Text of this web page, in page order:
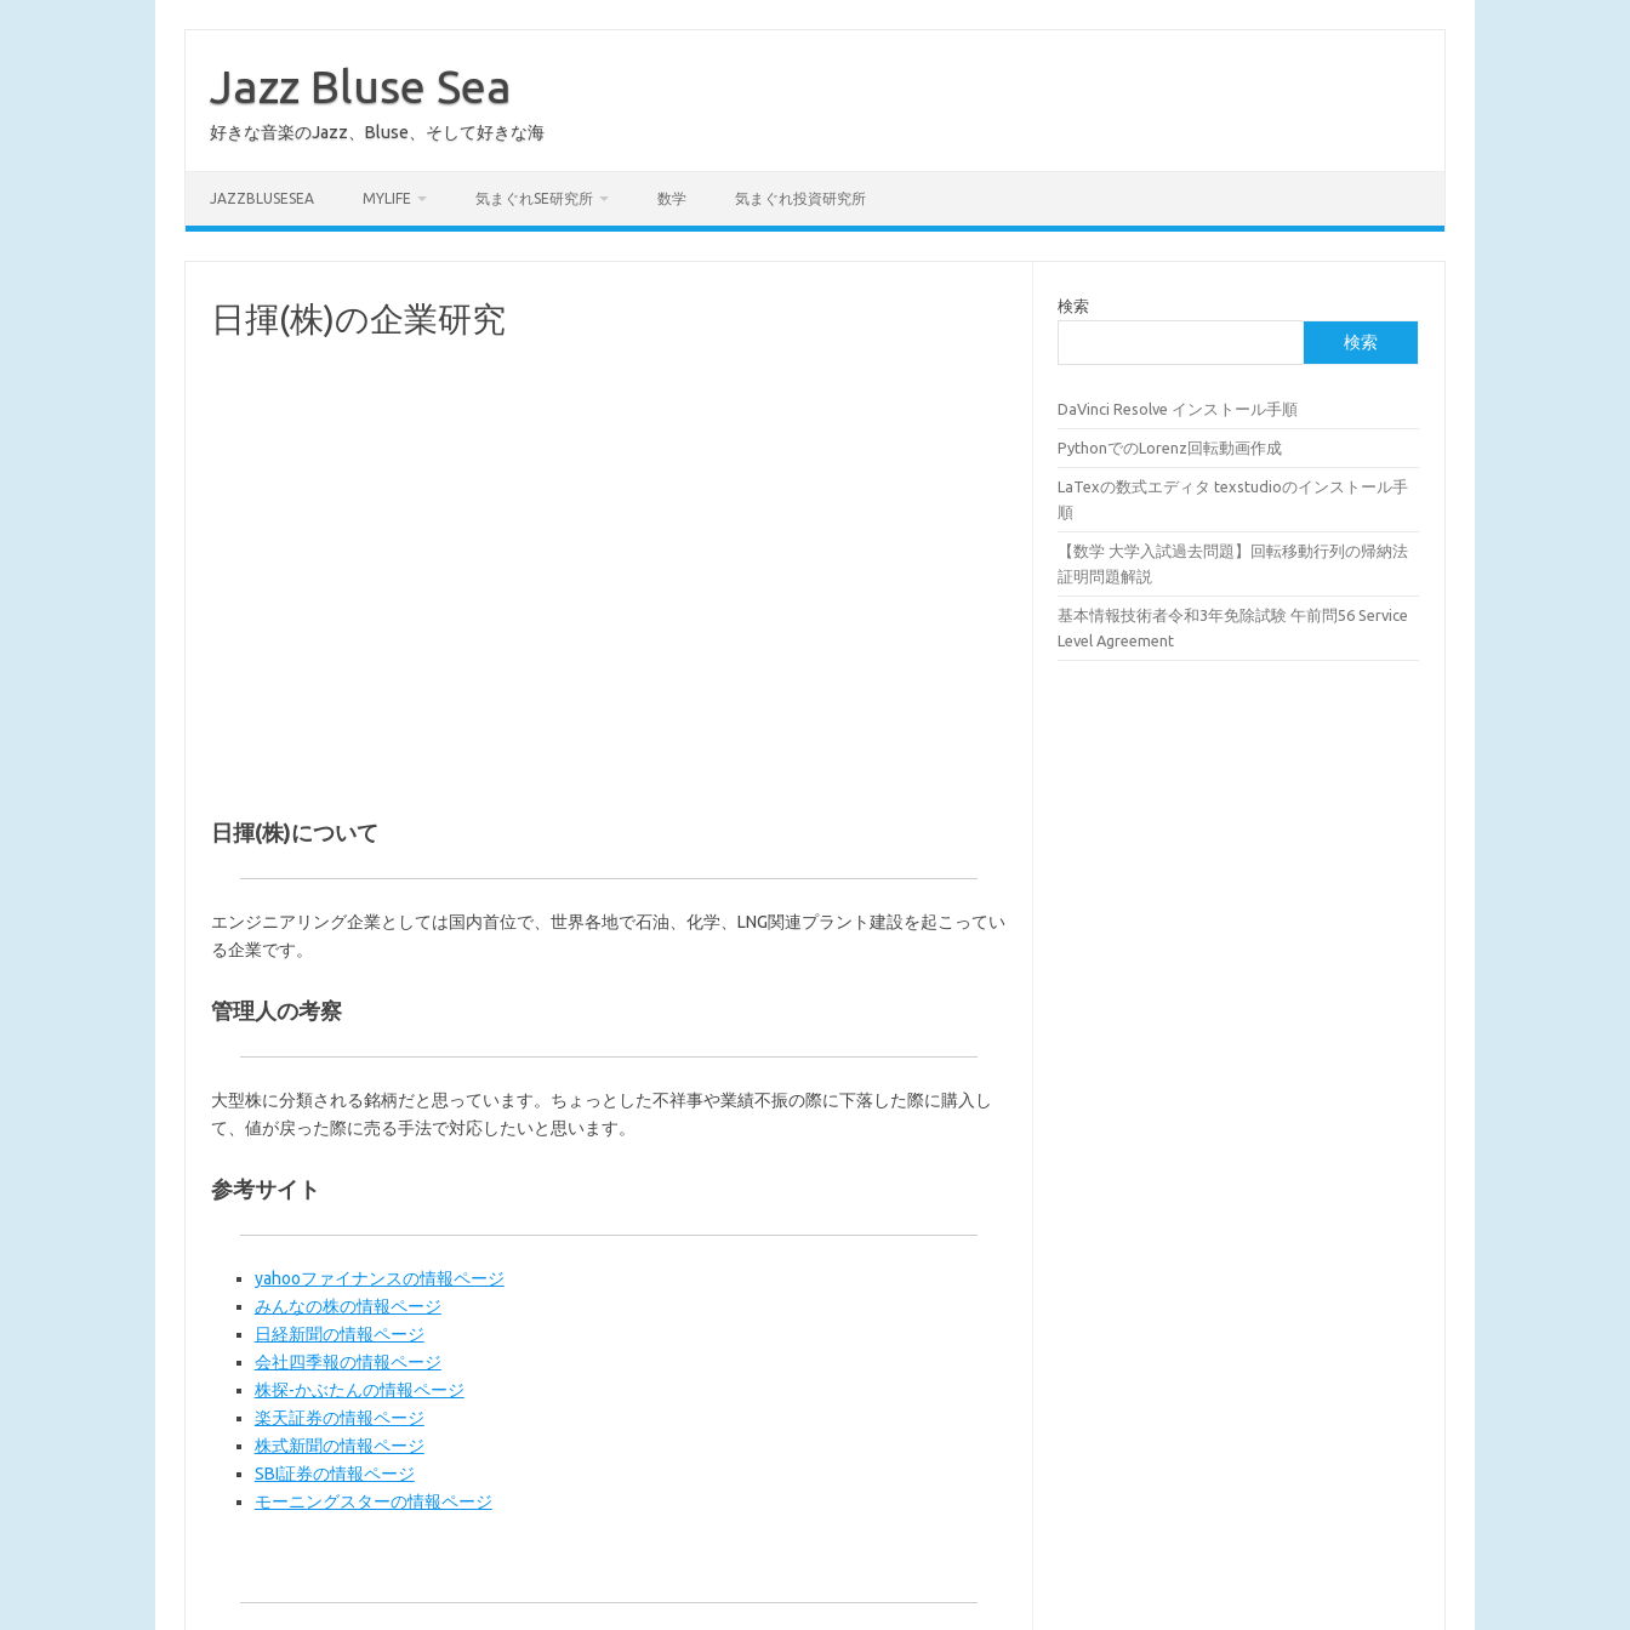
Jazz Bluse Sea
好きな音楽のJazz、Bluse、そして好きな海
JAZZBLUSESEA MYLIFE 気まぐれSE研究所 数学 気まぐれ投資研究所
日揮(株)の企業研究
日揮(株)について
エンジニアリング企業としては国内首位で、世界各地で石油、化学、LNG関連プラント建設を起こってい
る企業です。
管理人の考察
大型株に分類される銘柄だと思っています。ちょっとした不祥事や業績不振の際に下落した際に購入し
て、値が戻った際に売る手法で対応したいと思います。
参考サイト
yahooファイナンスの情報ページ
みんなの株の情報ページ
日経新聞の情報ページ
会社四季報の情報ページ
株探-かぶたんの情報ページ
楽天証券の情報ページ
株式新聞の情報ページ
SBI証券の情報ページ
モーニングスターの情報ページ
検索
検索
DaVinci Resolve インストール手順
PythonでのLorenz回転動画作成
LaTexの数式エディタ texstudioのインストール手
順
【数学 大学入試過去問題】回転移動行列の帰納法
証明問題解説
基本情報技術者令和3年免除試験 午前問56 Service
Level Agreement